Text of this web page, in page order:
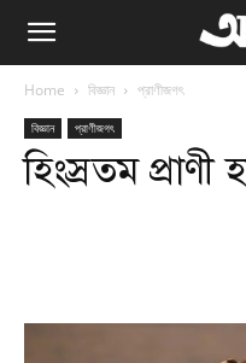
Home বিজ্ঞান প্রাণীজগৎ
বিজ্ঞান প্রাণীজগৎ
হিংস্রতম